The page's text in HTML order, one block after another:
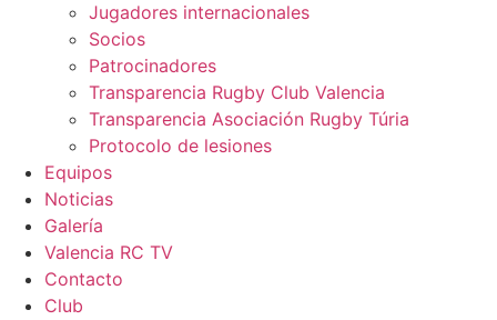
Jugadores internacionales
Socios
Patrocinadores
Transparencia Rugby Club Valencia
Transparencia Asociación Rugby Túria
Protocolo de lesiones
Equipos
Noticias
Galería
Valencia RC TV
Contacto
Club